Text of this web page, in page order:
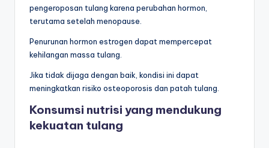
pengeroposan tulang karena perubahan hormon,
terutama setelah menopause.
Penurunan hormon estrogen dapat mempercepat
kehilangan massa tulang.
Jika tidak dijaga dengan baik, kondisi ini dapat
meningkatkan risiko osteoporosis dan patah tulang.
Konsumsi nutrisi yang mendukung
kekuatan tulang